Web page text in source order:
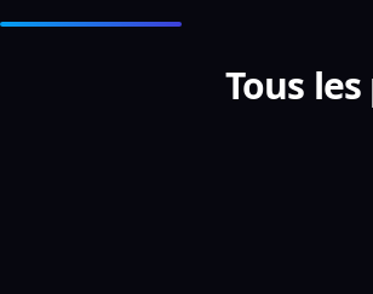
Tous